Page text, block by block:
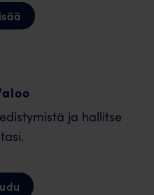
ja hallitse